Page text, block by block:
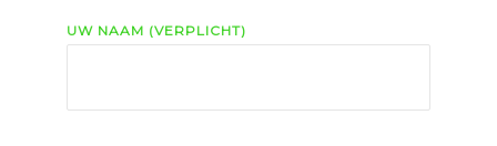
UW NAAM (VERPLICHT)